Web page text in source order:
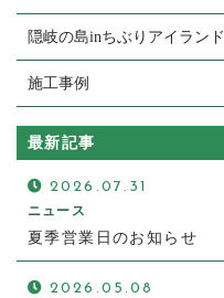
隠岐の島inちぶりアイランド
施工事例
最新記事
2026.07.31
ニュース
夏季営業日のお知らせ
2026.05.08